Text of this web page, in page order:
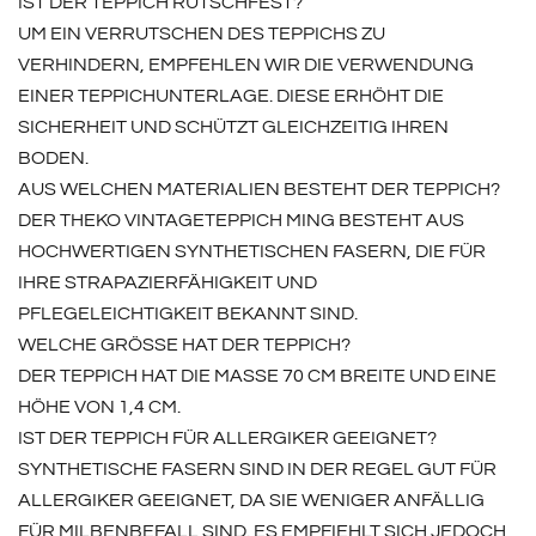
UM EIN VERRUTSCHEN DES TEPPICHS ZU
VERHINDERN, EMPFEHLEN WIR DIE VERWENDUNG
EINER TEPPICHUNTERLAGE. DIESE ERHÖHT DIE
SICHERHEIT UND SCHÜTZT GLEICHZEITIG IHREN
BODEN.
AUS WELCHEN MATERIALIEN BESTEHT DER TEPPICH?
DER THEKO VINTAGETEPPICH MING BESTEHT AUS
HOCHWERTIGEN SYNTHETISCHEN FASERN, DIE FÜR
IHRE STRAPAZIERFÄHIGKEIT UND
PFLEGELEICHTIGKEIT BEKANNT SIND.
WELCHE GRÖSSE HAT DER TEPPICH?
DER TEPPICH HAT DIE MASSE 70 CM BREITE UND EINE H
ÖHE VON 1,4 CM.
IST DER TEPPICH FÜR ALLERGIKER GEEIGNET?
SYNTHETISCHE FASERN SIND IN DER REGEL GUT FÜR
ALLERGIKER GEEIGNET, DA SIE WENIGER ANFÄLLIG
FÜR MILBENBEFALL SIND. ES EMPFIEHLT SICH JEDOCH,